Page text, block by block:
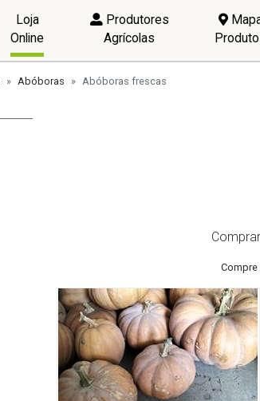
Loja
Online
Produtores
Agrícolas
Abóboras Abóboras frescas